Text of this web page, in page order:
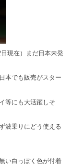
現在）まだ日本未発
本でも販売がスター
等にも大活躍しそ
波乗りにどう使える
い白っぽく色が付着